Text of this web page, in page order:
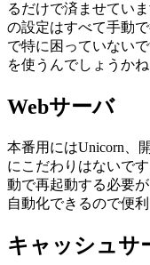
るだけで済ませていま
の設定はすべて手動
で特に困っていない
を使うんでしょうかね
Webサーバ
本番用にはUnicorn、
にこだわりはないで
動で再起動する必要
自動化できるので便利
キャッシュサ